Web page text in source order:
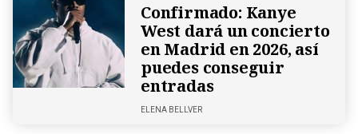
Confirmado: Kanye
West dará un concierto
en Madrid en 2026, así
puedes conseguir
entradas
ELENA BELLVER